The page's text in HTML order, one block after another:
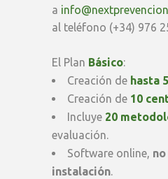
a
al teléfono (+34) 976
El Plan Básico:
Creación de hasta
Creación de 10
Incluye 20
evaluación.
Software online,
instalación.